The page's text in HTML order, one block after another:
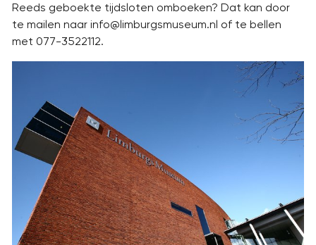
Reeds geboekte tijdsloten omboeken? Dat kan door
te mailen naar info@limburgsmuseum.nl of te bellen
met 077-3522112.